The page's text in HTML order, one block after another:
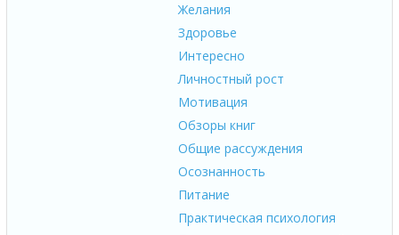
Желания
Здоровье
Интересно
Личностный рост
Мотивация
Обзоры книг
Общие рассуждения
Осознанность
Питание
Практическая психология